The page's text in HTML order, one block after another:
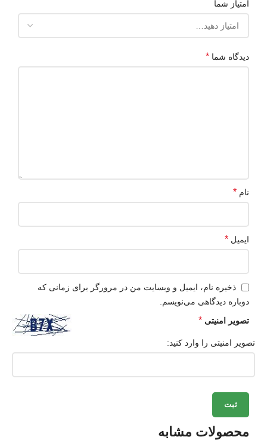
امتیاز شما
دیدگاه شما *
نام *
ایمیل *
ذخیره نام، ایمیل و وبسایت من در مرورگر برای زمانی که
دوباره دیدگاهی می‌نویسم.
تصویر امنیتی *
تصویر امنیتی را وارد کنید:
محصولات مشابه